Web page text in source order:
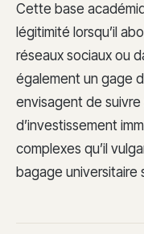
Cette base
légitimité lorsqu’il
réseaux sociaux ou
également un gage
envisagent de
d’investissement
complexes qu’il
bagage universitaire